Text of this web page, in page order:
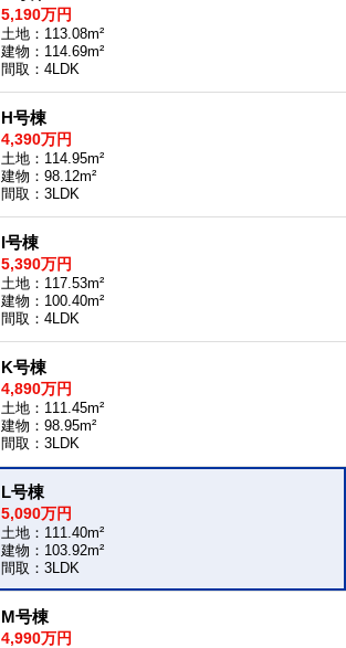
5,190万円
土地：113.08m²
建物：114.69m²
間取：4LDK
H号棟
4,390万円
土地：114.95m²
建物：98.12m²
間取：3LDK
I号棟
5,390万円
土地：117.53m²
建物：100.40m²
間取：4LDK
K号棟
4,890万円
土地：111.45m²
建物：98.95m²
間取：3LDK
L号棟
5,090万円
土地：111.40m²
建物：103.92m²
間取：3LDK
M号棟
4,990万円